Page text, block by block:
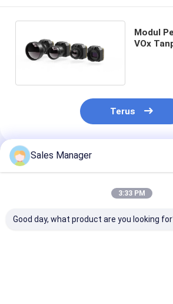
Modul
VOx
Terus
Rekomendasi Produk
Sales Manager
3:33 PM
Good day, what product are you looking